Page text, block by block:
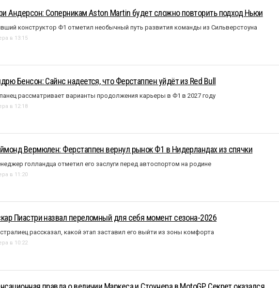
Андерсон: Соперникам Aston Martin будет сложно повторить подход Ньюи
конструктор Ф1 отметил необычный путь развития команды из Сильверстоуна
в 13:15
Бенсон: Сайнс надеется, что Ферстаппен уйдёт из Red Bull
рассматривает варианты продолжения карьеры в Ф1 в 2027 году
в 12:18
Вермюлен: Ферстаппен вернул рынок Ф1 в Нидерландах из спячки
голландца отметил его заслуги перед автоспортом на родине
в 11:20
Пиастри назвал переломный для себя момент сезона-2026
рассказал, какой этап заставил его выйти из зоны комфорта
в 10:22